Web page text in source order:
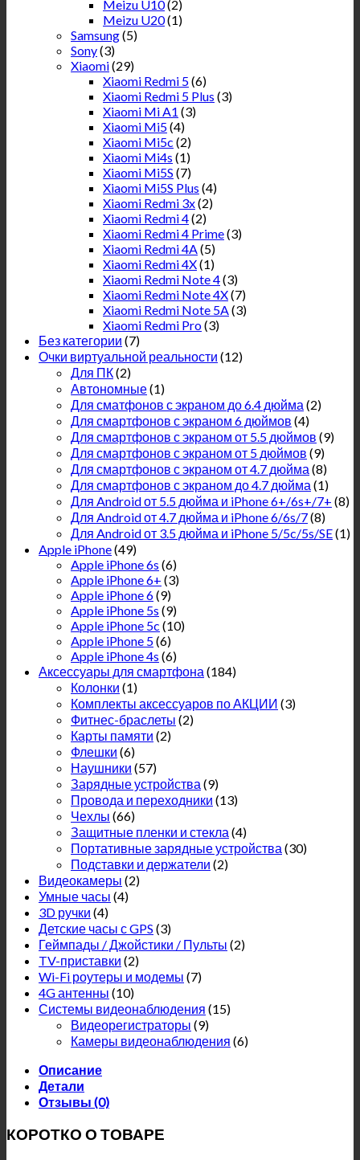
Meizu U10(2)
Meizu U20(1)
Samsung(5)
Sony(3)
Xiaomi(29)
Xiaomi Redmi 5(6)
Xiaomi Redmi 5 Plus (3)
Xiaomi Mi A1 (3)
Xiaomi Mi5(4)
Xiaomi Mi5c (2)
Xiaomi Mi4s (1)
Xiaomi Mi5S (7)
Xiaomi Mi5S Plus (4)
Xiaomi Redmi 3x(2)
Xiaomi Redmi 4(2)
Xiaomi Redmi 4 Prime(3)
Xiaomi Redmi 4A(5)
Xiaomi Redmi 4X(1)
Xiaomi Redmi Note 4(3)
Xiaomi Redmi Note 4X(7)
Xiaomi Redmi Note 5A(3)
Xiaomi Redmi Pro(3)
Без категории (7)
Очки виртуальной реальности (12)
Для ПК(2)
Автономные(1)
Для сматфонов с экраном до 6.4 дюйма (2)
Для смартфонов с экраном 6 дюймов (4)
Для смартфонов с экраном от 5.5 дюймов (9)
Для смартфонов с экраном от 5 дюймов (9)
Для смартфонов с экраном от 4.7 дюйма (8)
Для смартфонов с экраном до 4.7 дюйма (1)
Для Android от 5.5 дюйма и iPhone 6+/6s+/7+ (8)
Для Android от 4.7 дюйма и iPhone 6/6s/7(8)
Для Android от 3.5 дюйма и iPhone 5/5c/5s/SE(1)
Apple iPhone(49)
Apple iPhone 6s (6)
Apple iPhone 6+ (3)
Apple iPhone 6(9)
Apple iPhone 5s (9)
Apple iPhone 5c (10)
Apple iPhone 5(6)
Apple iPhone 4s (6)
Аксессуары для смартфона (184)
Колонки (1)
Комплекты аксессуаров по АКЦИИ (3)
Фитнес-браслеты (2)
Карты памяти (2)
Флешки (6)
Наушники (57)
Зарядные устройства (9)
Провода и переходники (13)
Чехлы (66)
Защитные пленки и стекла (4)
Портативные зарядные устройства (30)
Подставки и держатели (2)
Видеокамеры (2)
Умные часы (4)
3D ручки (4)
Детские часы с GPS (3)
Геймпады / Джойстики / Пульты (2)
TV-приставки (2)
Wi-Fi роутеры и модемы (7)
4G антенны (10)
Системы видеонаблюдения (15)
Видеорегистраторы (9)
Камеры видеонаблюдения (6)
Описание
Детали
Отзывы (0)
КОРОТКО О ТОВАРЕ